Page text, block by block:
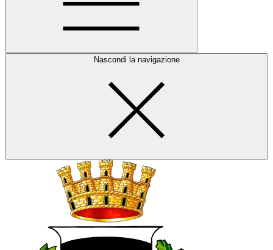
Nascondi la navigazione